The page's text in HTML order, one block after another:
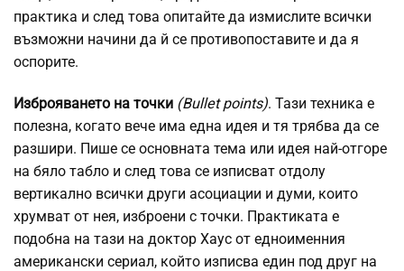
практика и след това опитайте да измислите всички
възможни начини да й се противопоставите и да я
оспорите.
Изброяването на точки (Bullet points). Тази техника е
полезна, когато вече има една идея и тя трябва да се
разшири. Пише се основната тема или идея най-отгоре
на бяло табло и след това се изписват отдолу
вертикално всички други асоциации и думи, които
хрумват от нея, изброени с точки. Практиката е
подобна на тази на доктор Хаус от едноименния
американски сериал, който изписва един под друг на